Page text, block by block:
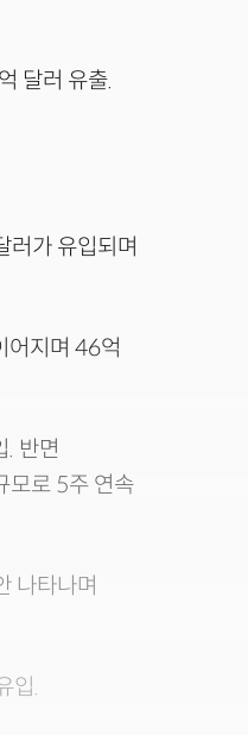
달러 유출.
러가 유입되며
어지며 46억
. 반면
모로 5주 연속
나타나며
입.